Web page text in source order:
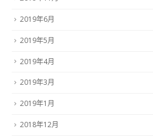
2019年6月
2019年5月
2019年4月
2019年3月
2019年1月
2018年12月